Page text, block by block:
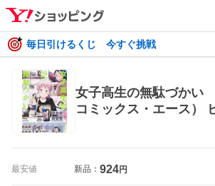
毎日引けるくじ 今すぐ挑戦
女子高生の無駄づかい
コミックス・エース）
最安値 新品： 924円